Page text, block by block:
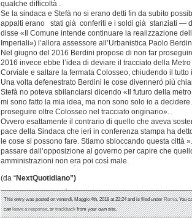
qualche difficoltà .
Se la sindaca e Stefà no si erano detti fin da subito
appalti erano stati già conferiti e i soldi già stanziati —
disse «Il Comune intende continuare la realizzazione
Imperiali») l’allora assessore all’Urbanistica Paolo
Nel giugno del 2016 Berdini propose di non far
2016 invece ebbe l’idea di deviare il tracciato della
Corviale e saltare la fermata Colosseo, chiudendo il tutto
Una volta defenestrato Berdini le cose divennero più
Stefà no poteva sbilanciarsi dicendo «Il futuro della
mi sono fatto la mia idea, ma non sono solo io a
proseguire oltre Colosseo nel tracciato originario».
Ovvero esattamente il contrario di quello che aveva
pace della Sindaca che ieri in conferenza stampa ha
le cose si possono fare. Stiamo sbloccando questa città
passare dall’opposizione al governo per capire che
amministrazioni non era poi così male.
(da “NextQuotidiano”)
This entry was posted on venerdì, Maggio 4th, 2018 at 22:24 and is filed underRoma. You
canleave a response, ortrackbackfrom your own site.